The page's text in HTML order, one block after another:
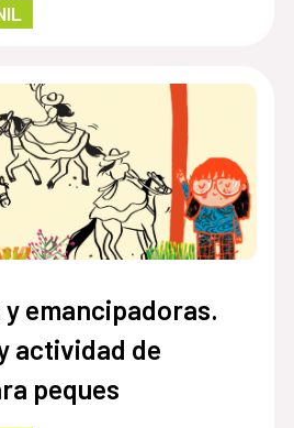
emancipadoras.
actividad de
peques